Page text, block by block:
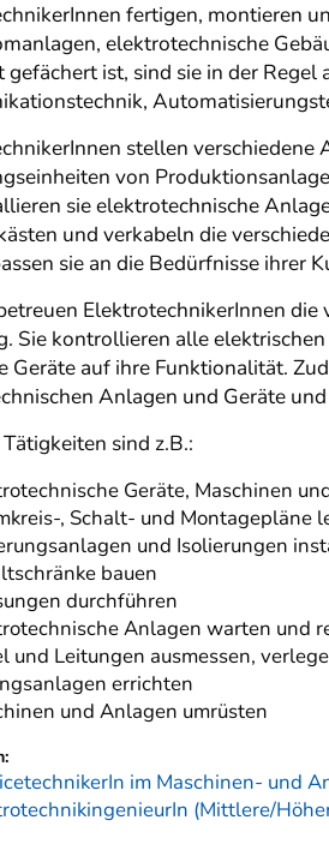
fertigen, montieren
elektrotechnische
gefächert ist, sind sie in der
stellen verschiedene
von
sie elektrotechnische
und verkabeln die
sie an die Bedürfnisse ihrer
ElektrotechnikerInnen
Sie kontrollieren alle
Geräte auf ihre Funktionalität.
Anlagen und Geräte
sind z.B.:
Geräte, Maschinen
, Schalt- und Montagepläne
und Isolierungen
bauen
durchführen
Anlagen warten und
und Leitungen ausmessen,
errichten
und Anlagen umrüsten
im Maschinen- und
(Mittlere/